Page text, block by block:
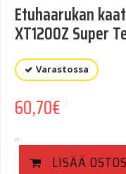
Etuhaarukan
XT1200Z Super
Varastossa
60,70€
LISÄÄ